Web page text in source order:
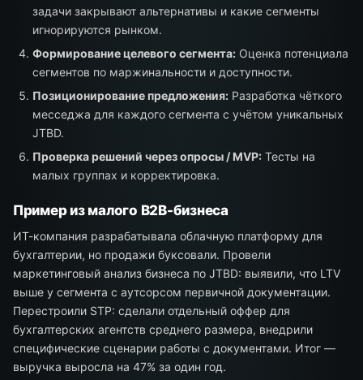
задачи закрывают альтернативы и какие сегменты
игнорируются рынком.
Формирование целевого сегмента: Оценка потенциала
сегментов по маржинальности и доступности.
Позиционирование предложения: Разработка чёткого
месседжа для каждого сегмента с учётом уникальных
JTBD.
Проверка решений через опросы / MVP: Тесты на
малых группах и корректировка.
Пример из малого B2B-бизнеса
ИТ-компания разрабатывала облачную платформу для
бухгалтерии, но продажи буксовали. Провели
маркетинговый анализ бизнеса по JTBD: выявили, что LTV
выше у сегмента с аутсорсом первичной документации.
Перестроили STP: сделали отдельный оффер для
бухгалтерских агентств среднего размера, внедрили
специфические сценарии работы с документами. Итог —
выручка выросла на 47% за один год.